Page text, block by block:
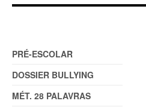
PRÉ-ESCOLAR
DOSSIER BULLYING
MÉT. 28 PALAVRAS